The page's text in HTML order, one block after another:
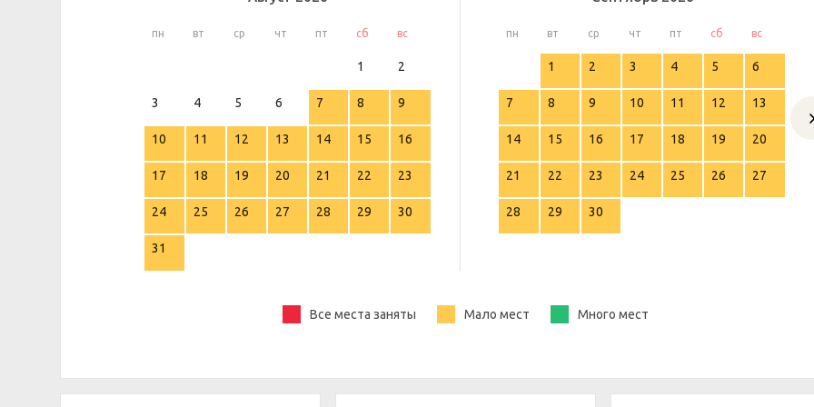
пн вт ср чт пт сб вс
1 2
3 4 5 6 7 8 9
10 11 12 13 14 15 16
17 18 19 20 21 22 23
24 25 26 27 28 29 30
31
пн вт ср чт пт сб вс
1 2 3 4 5 6
7 8 9 10 11 12 13
14 15 16 17 18 19 20
21 22 23 24 25 26 27
28 29 30
Все места заняты Мало мест Много мест